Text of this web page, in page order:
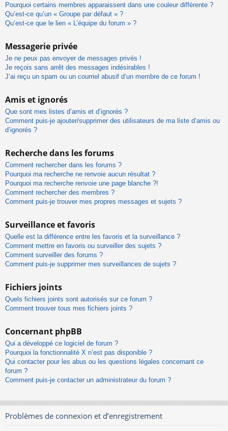
Pourquoi certains membres apparaissent dans une couleur différente ?
Qu’est-ce qu’un « Groupe par défaut » ?
Qu’est-ce que le lien « L’équipe du forum » ?
Messagerie privée
Je ne peux pas envoyer de messages privés !
Je reçois sans arrêt des messages indésirables !
J’ai reçu un spam ou un courriel abusif d’un membre de ce forum !
Amis et ignorés
Que sont mes listes d’amis et d’ignorés ?
Comment puis-je ajouter/supprimer des utilisateurs de ma liste d’amis ou
d’ignorés ?
Recherche dans les forums
Comment rechercher dans les forums ?
Pourquoi ma recherche ne renvoie aucun résultat ?
Pourquoi ma recherche renvoie une page blanche ?!
Comment rechercher des membres ?
Comment puis-je trouver mes propres messages et sujets ?
Surveillance et favoris
Quelle est la différence entre les favoris et la surveillance ?
Comment mettre en favoris ou surveiller des sujets ?
Comment surveiller des forums ?
Comment puis-je supprimer mes surveillances de sujets ?
Fichiers joints
Quels fichiers joints sont autorisés sur ce forum ?
Comment trouver tous mes fichiers joints ?
Concernant phpBB
Qui a développé ce logiciel de forum ?
Pourquoi la fonctionnalité X n’est pas disponible ?
Qui contacter pour les abus ou les questions légales concernant ce
forum ?
Comment puis-je contacter un administrateur du forum ?
Problèmes de connexion et d’enregistrement